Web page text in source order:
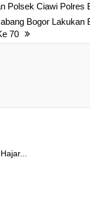
Polsek Ciawi Polres
Bogor Lakukan
70